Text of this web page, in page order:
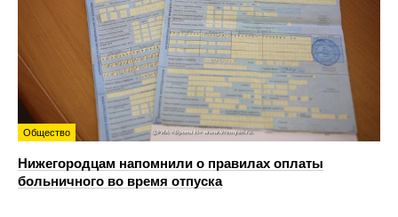
Общество
Нижегородцам напомнили о правилах оплаты
больничного во время отпуска